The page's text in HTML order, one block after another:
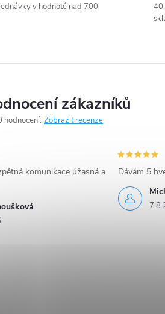
v hodnotě nad 700
zákazníků
hodnocení Zobrazit recenze
komunikace úžasná a
Dávám 5